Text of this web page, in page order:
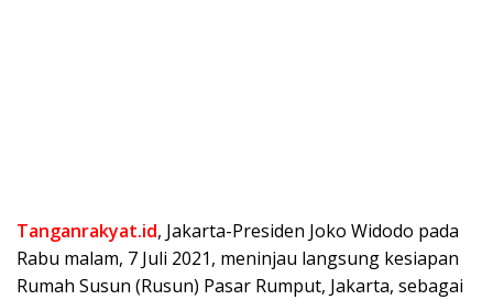
Tanganrakyat.id, Jakarta-Presiden Joko Widodo pada
Rabu malam, 7 Juli 2021, meninjau langsung kesiapan
Rumah Susun (Rusun) Pasar Rumput, Jakarta, sebagai